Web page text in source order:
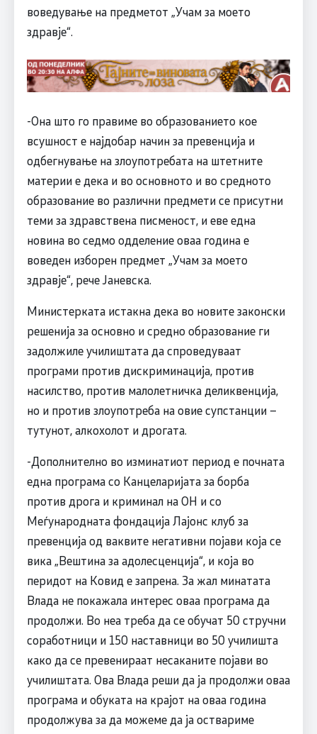
воведување на предметот „Учам за моето
здравје“.
-Она што го правиме во образованието кое
всушност е најдобар начин за превенција и
одбегнување на злоупотребата на штетните
материи е дека и во основното и во средното
образование во различни предмети се присутни
теми за здравствена писменост, и еве една
новина во седмо одделение оваа година е
воведен изборен предмет „Учам за моето
здравје“, рече Јаневска.
Министерката истакна дека во новите законски
решенија за основно и средно образование ги
задолжиле училиштата да спроведуваат
програми против дискриминација, против
насилство, против малолетничка деликвенција,
но и против злоупотреба на овие супстанции –
тутунот, алкохолот и дрогата.
-Дополнително во изминатиот период е почната
една програма со Канцеларијата за борба
против дрога и криминал на ОН и со
Меѓународната фондација Лајонс клуб за
превенција од ваквите негативни појави која се
вика „Вештина за адолесценција“, и која во
перидот на Ковид е запрена. За жал минатата
Влада не покажала интерес оваа програма да
продолжи. Во неа треба да се обучат 50 стручни
соработници и 150 наставници во 50 училишта
како да се превенираат несаканите појави во
училиштата. Ова Влада реши да ја продолжи оваа
програма и обуката на крајот на оваа година
продолжува за да можеме да ја оствариме